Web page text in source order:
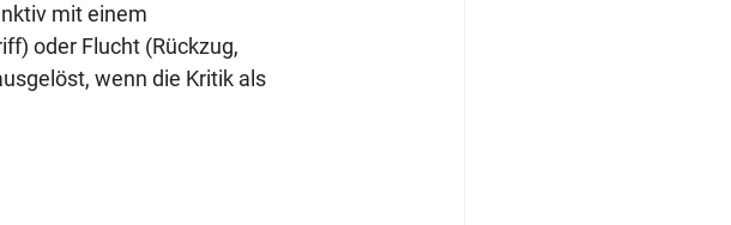
mit einem
oder Flucht (Rückzug,
wenn die Kritik als